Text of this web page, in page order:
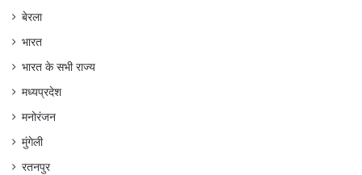
बेरला
भारत
भारत के सभी राज्य
मध्यप्रदेश
मनोरंजन
मुंगेली
रतनपुर